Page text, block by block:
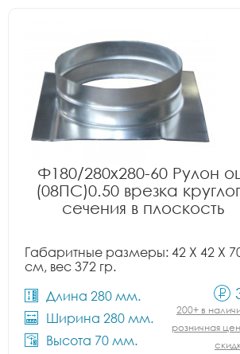
Ф180/280x280-60 Рулон
(08ПС)0.50 врезка
сечения в плоскость
Габаритные размеры: 42 X 42 X
см, вес 372 гр.
Длина 280 мм.
Ширина 280 мм.
Высота 70 мм.
200+ в
розничная